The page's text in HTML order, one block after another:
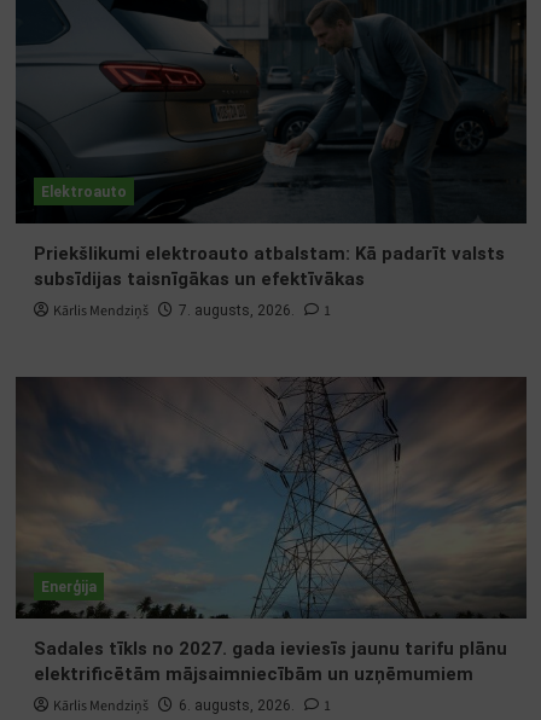
Elektroauto
Priekšlikumi elektroauto atbalstam: Kā padarīt valsts
subsīdijas taisnīgākas un efektīvākas
Kārlis Mendziņš 7. augusts, 2026. 1
Enerģija
Sadales tīkls no 2027. gada ieviesīs jaunu tarifu plānu
elektrificētām mājsaimniecībām un uzņēmumiem
Kārlis Mendziņš 6. augusts, 2026. 1